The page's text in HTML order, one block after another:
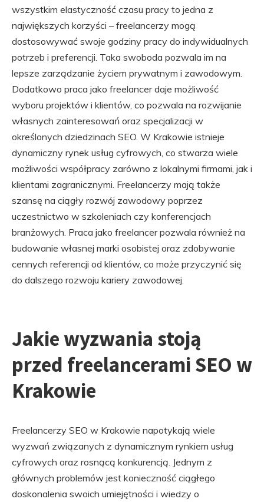
wszystkim elastyczność czasu pracy to jedna z
największych korzyści – freelancerzy mogą
dostosowywać swoje godziny pracy do indywidualnych
potrzeb i preferencji. Taka swoboda pozwala im na
lepsze zarządzanie życiem prywatnym i zawodowym.
Dodatkowo praca jako freelancer daje możliwość
wyboru projektów i klientów, co pozwala na rozwijanie
własnych zainteresowań oraz specjalizacji w
określonych dziedzinach SEO. W Krakowie istnieje
dynamiczny rynek usług cyfrowych, co stwarza wiele
możliwości współpracy zarówno z lokalnymi firmami, jak i
klientami zagranicznymi. Freelancerzy mają także
szansę na ciągły rozwój zawodowy poprzez
uczestnictwo w szkoleniach czy konferencjach
branżowych. Praca jako freelancer pozwala również na
budowanie własnej marki osobistej oraz zdobywanie
cennych referencji od klientów, co może przyczynić się
do dalszego rozwoju kariery zawodowej.
Jakie wyzwania stoją
przed freelancerami SEO w
Krakowie
Freelancerzy SEO w Krakowie napotykają wiele
wyzwań związanych z dynamicznym rynkiem usług
cyfrowych oraz rosnącą konkurencją. Jednym z
głównych problemów jest konieczność ciągłego
doskonalenia swoich umiejętności i wiedzy o